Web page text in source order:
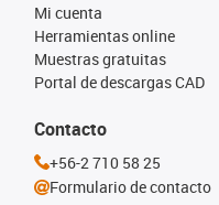
Mi cuenta
Herramientas online
Muestras gratuitas
Portal de descargas CAD
Contacto
+56-2 710 58 25
Formulario de contacto